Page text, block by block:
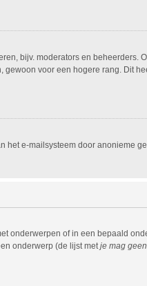
bijv. moderators en beheerders.
voor een hogere rang. Dit
e-mailsysteem door anonieme
onderwerpen of in een bepaald
onderwerp (de lijst metje mag